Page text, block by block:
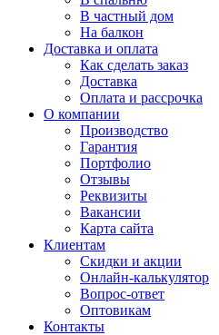
В частный дом
На балкон
Доставка и оплата
Как сделать заказ
Доставка
Оплата и рассрочка
О компании
Производство
Гарантия
Портфолио
Отзывы
Реквизиты
Вакансии
Карта сайта
Клиентам
Скидки и акции
Онлайн-калькулятор
Вопрос-ответ
Оптовикам
Контакты